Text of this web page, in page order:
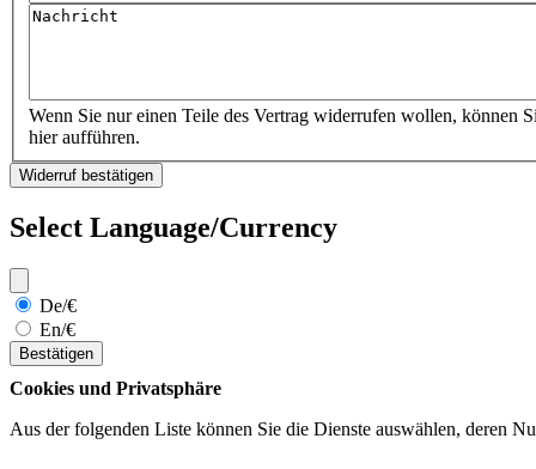
Nachricht
Wenn Sie nur einen Teile des Vertrag widerrufen wollen, können
hier aufführen.
Select Language/Currency
De/€
En/€
Bestätigen
Cookies und Privatsphäre
Aus der folgenden Liste können Sie die Dienste auswählen, deren